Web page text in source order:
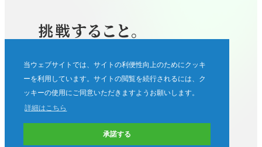
当ウェブサイトでは、サイトの利便性向上のためにクッキ
ーを利用しています。サイトの閲覧を続行されるには、ク
ッキーの使用にご同意いただきますようお願いします。
詳細はこちら
承諾する